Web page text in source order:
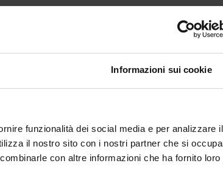
Informazioni sui cookie
funzionalità dei social media e per analizzare il
il nostro sito con i nostri partner che si
con altre informazioni che ha fornito loro